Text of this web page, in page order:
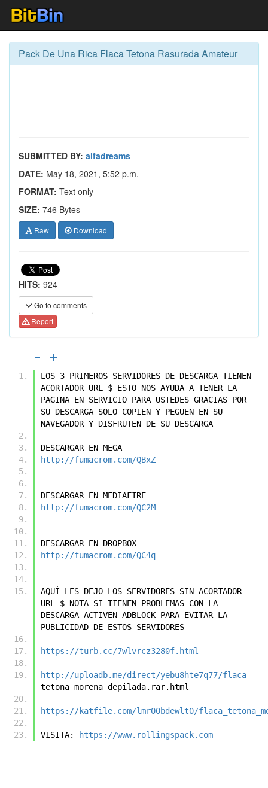
Pack De Una Rica Flaca Tetona Rasurada Amateur
SUBMITTED BY: alfadreams
DATE: May 18, 2021, 5:52 p.m.
FORMAT: Text only
SIZE: 746 Bytes
Raw Download
HITS: 924
Go to comments
Report
LOS 3 PRIMEROS SERVIDORES DE DESCARGA TIENEN
ACORTADOR URL $ ESTO NOS AYUDA A TENER LA
PAGINA EN SERVICIO PARA USTEDES GRACIAS POR
SU DESCARGA SOLO COPIEN Y PEGUEN EN SU
NAVEGADOR Y DISFRUTEN DE SU DESCARGA
DESCARGAR EN MEGA
http://fumacrom.com/QBxZ
DESCARGAR EN MEDIAFIRE
http://fumacrom.com/QC2M
DESCARGAR EN DROPBOX
http://fumacrom.com/QC4q
AQUÍ LES DEJO LOS SERVIDORES SIN ACORTADOR
URL $ NOTA SI TIENEN PROBLEMAS CON LA
DESCARGA ACTIVEN ADBLOCK PARA EVITAR LA
PUBLICIDAD DE ESTOS SERVIDORES
https://turb.cc/7wlvrcz3280f.html
http://uploadb.me/direct/yebu8hte7q77/flaca
tetona morena depilada.rar.html
https://katfile.com/lmr00bdewlt0/
VISITA: https://www.rollingspack.com